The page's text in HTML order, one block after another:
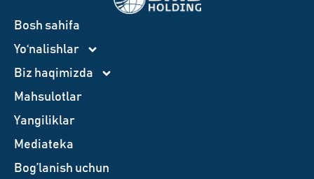
Bosh sahifa
Yo‘nalishlar
Biz haqimizda
Mahsulotlar
Yangiliklar
Mediateka
Bog’lanish uchun